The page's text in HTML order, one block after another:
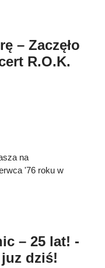
– Zaczęło
R.O.K.
na
'76 roku w
– 25 lat! -
dziś!